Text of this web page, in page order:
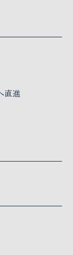
直進